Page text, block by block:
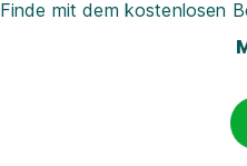
Finde mit dem kostenlosen